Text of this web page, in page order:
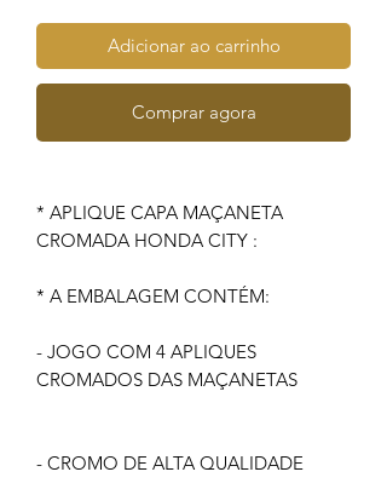
Adicionar ao carrinho
Comprar agora
* APLIQUE CAPA MAÇANETA
CROMADA HONDA CITY :
* A EMBALAGEM CONTÉM:
- JOGO COM 4 APLIQUES
CROMADOS DAS MAÇANETAS
- CROMO DE ALTA QUALIDADE